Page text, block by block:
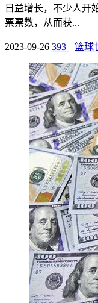
日益增长，不少人开
票票数，从而获...
2023-09-26 393 篮球